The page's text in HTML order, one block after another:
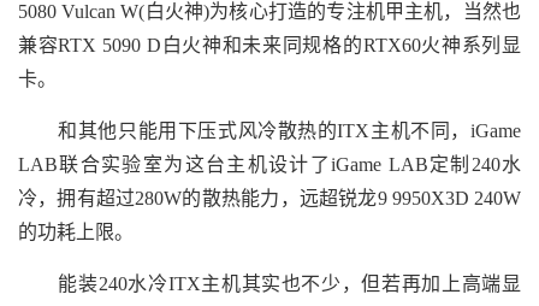
5080 Vulcan W(白火神)为核心打造的专注机甲主机，当然也
兼容RTX 5090 D白火神和未来同规格的RTX60火神系列显
卡。
和其他只能用下压式风冷散热的ITX主机不同，iGame
LAB联合实验室为这台主机设计了iGame LAB定制240水
冷，拥有超过280W的散热能力，远超锐龙9 9950X3D 240W
的功耗上限。
能装240水冷ITX主机其实也不少，但若再加上高端显